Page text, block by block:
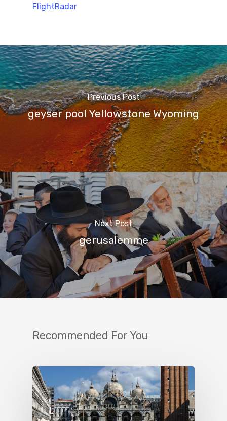
FlightRadar
Previous Post
geyser pool Yellowstone Wyoming
Next Post
gerusalemme
Recommended For You